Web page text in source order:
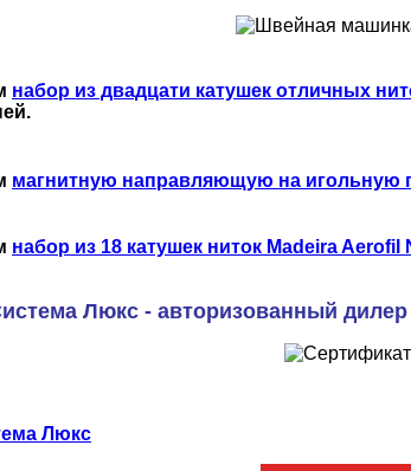
набор из двадцати катушек отличных
магнитную направляющую на игольную
набор из 18 катушек ниток Madeira
Люкс - авторизованный
Люкс